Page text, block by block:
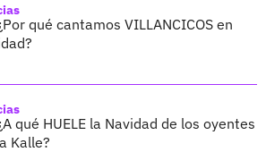
qué cantamos VILLANCICOS en
qué HUELE la Navidad de los oyentes
Kalle?